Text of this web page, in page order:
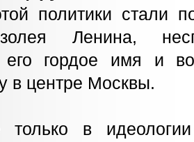
политики стали
Ленина,
его гордое имя и
в центре Москвы.
в